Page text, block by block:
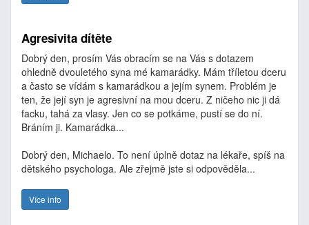
Agresivita dítěte
Dobrý den, prosím Vás obracím se na Vás s dotazem
ohledně dvouletého syna mé kamarádky. Mám tříletou dceru
a často se vídám s kamarádkou a jejím synem. Problém je
ten, že její syn je agresivní na mou dceru. Z ničeho nic ji dá
facku, tahá za vlasy. Jen co se potkáme, pustí se do ní.
Bráním ji. Kamarádka...
Dobrý den, Michaelo. To není úplně dotaz na lékaře, spíš na
dětského psychologa. Ale zřejmě jste si odpověděla...
Více info